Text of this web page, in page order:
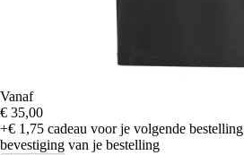
Vanaf
€ 35,00
+€ 1,75 cadeau voor je volgende bestelling
bevestiging van je bestelling